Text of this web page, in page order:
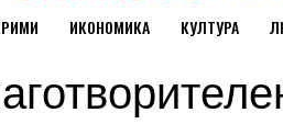
ИКОНОМИКА КУЛТУРА